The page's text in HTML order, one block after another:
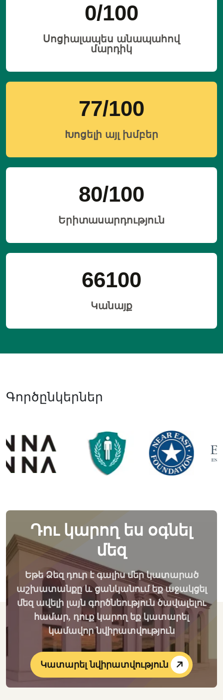
0/100
Սոցիալապես անապահով
մարդիկ
77/100
Խոցելի այլ խմբեր
80/100
Երիտասարդություն
66100
Կանայք
Գործընկերներ
Դու կարող ես օգնել
մեզ
Եթե Ձեզ դուր է գալիս մեր կատարած
աշխատանքը և ցանկանում եք աջակցել
մեզ ավելի լայն գործնեություն ծավալելու
համար, դուք կարող եք կատարել
կամավոր նվիրատվություն
Կատարել նվիրատվություն